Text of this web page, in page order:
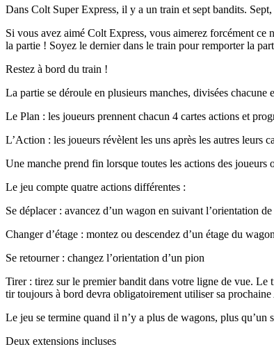
Dans Colt Super Express, il y a un train et sept bandits.
Si vous avez aimé Colt Express, vous aimerez forcément
la partie ! Soyez le dernier dans le train pour remporter la
Restez à bord du train !
La partie se déroule en plusieurs manches, divisées chacune
Le Plan : les joueurs prennent chacun 4 cartes actions et
L’Action : les joueurs révèlent les uns après les autres leurs
Une manche prend fin lorsque toutes les actions des
Le jeu compte quatre actions différentes :
Se déplacer : avancez d’un wagon en suivant l’orientation
Changer d’étage : montez ou descendez d’un étage du wagon
Se retourner : changez l’orientation d’un pion
Tirer : tirez sur le premier bandit dans votre ligne de vue.
tir toujours à bord devra obligatoirement utiliser sa
Le jeu se termine quand il n’y a plus de wagons, plus
Deux extensions incluses